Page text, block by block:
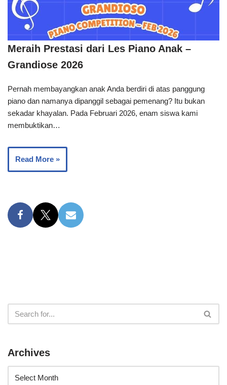
Meraih Prestasi dari Les Piano Anak –
Grandiose 2026
Pernah membayangkan anak Anda berdiri di atas panggung
piano dan namanya dipanggil sebagai pemenang? Itu bukan
sekadar khayalan. Pada Februari 2026, enam siswa kami
membuktikan…
Read More »
Archives